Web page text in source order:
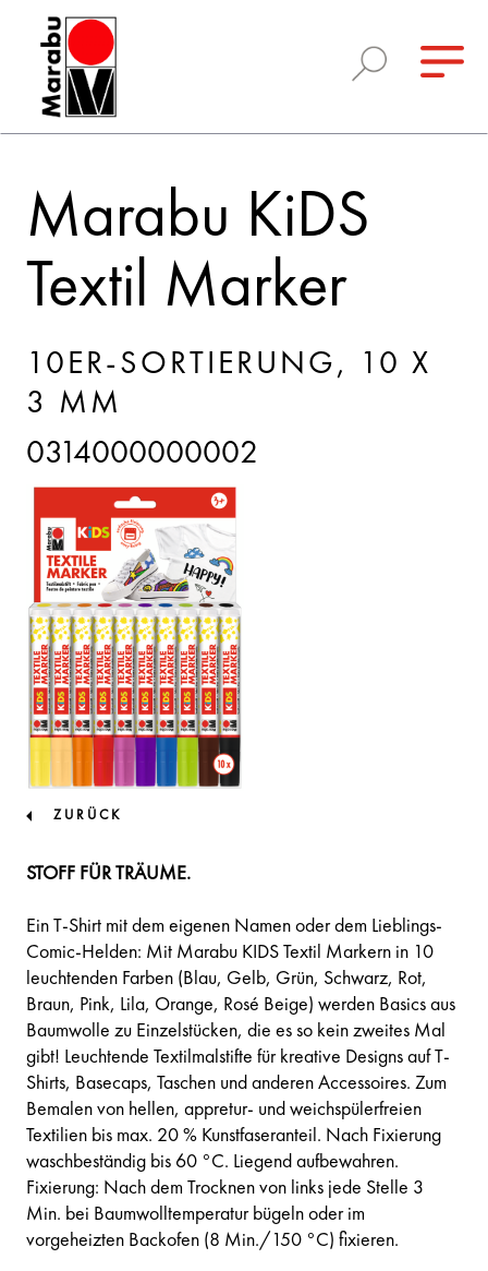
Marabu KiDS
Textil Marker
10ER-SORTIERUNG, 10 X
3 MM
0314000000002
ZURÜCK
STOFF FÜR TRÄUME.
Ein T-Shirt mit dem eigenen Namen oder dem Lieblings-
Comic-Helden: Mit Marabu KIDS Textil Markern in 10
leuchtenden Farben (Blau, Gelb, Grün, Schwarz, Rot,
Braun, Pink, Lila, Orange, Rosé Beige) werden Basics aus
Baumwolle zu Einzelstücken, die es so kein zweites Mal
gibt! Leuchtende Textilmalstifte für kreative Designs auf T-
Shirts, Basecaps, Taschen und anderen Accessoires. Zum
Bemalen von hellen, appretur- und weichspülerfreien
Textilien bis max. 20 % Kunstfaseranteil. Nach Fixierung
waschbeständig bis 60 °C. Liegend aufbewahren.
Fixierung: Nach dem Trocknen von links jede Stelle 3
Min. bei Baumwolltemperatur bügeln oder im
vorgeheizten Backofen (8 Min./150 °C) fixieren.